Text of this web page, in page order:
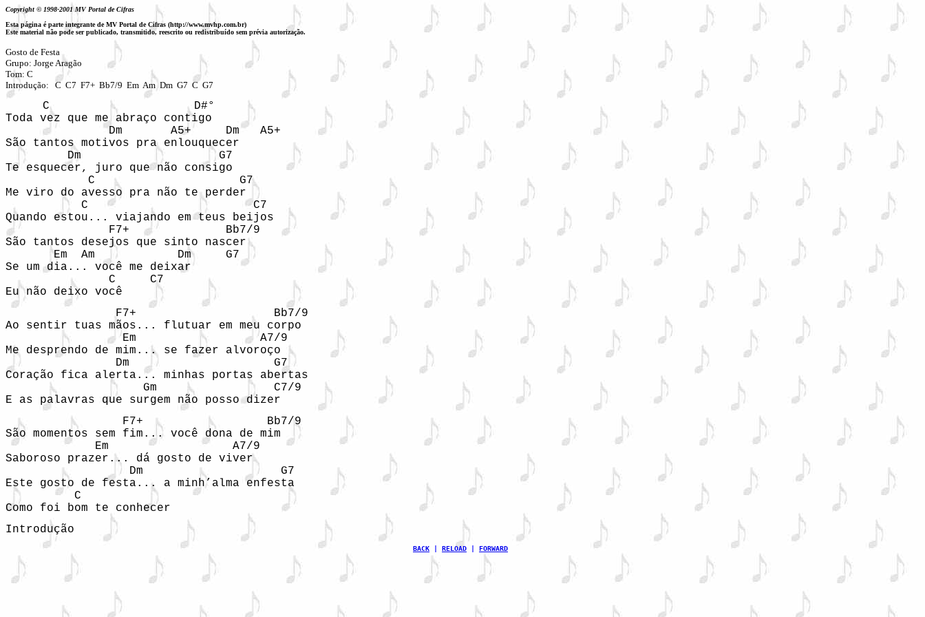
Copyright © 1998-2001 MV Portal de Cifras
Esta página é parte integrante de MV Portal de Cifras (http://www.mvhp.com.br)
Este material não pode ser publicado, transmitido, reescrito ou redistribuído sem prévia autorização.
Gosto de Festa
Grupo: Jorge Aragão
Tom: C
Introdução:   C  C7  F7+  Bb7/9  Em  Am  Dm  G7  C  G7
   C                     D#°
Toda vez que me abraço contigo
               Dm       A5+     Dm   A5+
São tantos motivos pra enlouquecer
         Dm                    G7
Te esquecer, juro que não consigo
            C                     G7
Me viro do avesso pra não te perder
           C                        C7
Quando estou... viajando em teus beijos
               F7+              Bb7/9
São tantos desejos que sinto nascer
       Em  Am            Dm     G7
Se um dia... você me deixar
               C     C7
Eu não deixo você
                F7+                    Bb7/9
Ao sentir tuas mãos... flutuar em meu corpo
                 Em                  A7/9
Me desprendo de mim... se fazer alvoroço
                Dm                     G7
Coração fica alerta... minhas portas abertas
                    Gm                 C7/9
E as palavras que surgem não posso dizer
                 F7+                  Bb7/9
São momentos sem fim... você dona de mim
             Em                  A7/9
Saboroso prazer... dá gosto de viver
                  Dm                    G7
Este gosto de festa... a minh’alma enfesta
          C
Introdução
BACK RELOAD FORWARD